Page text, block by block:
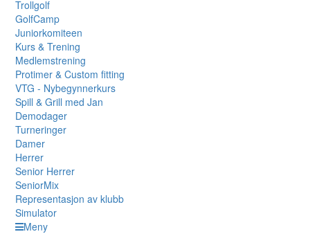
Trollgolf
GolfCamp
Juniorkomiteen
Kurs & Trening
Medlemstrening
Protimer & Custom fitting
VTG - Nybegynnerkurs
Spill & Grill med Jan
Demodager
Turneringer
Damer
Herrer
Senior Herrer
SeniorMix
Representasjon av klubb
Simulator
Meny